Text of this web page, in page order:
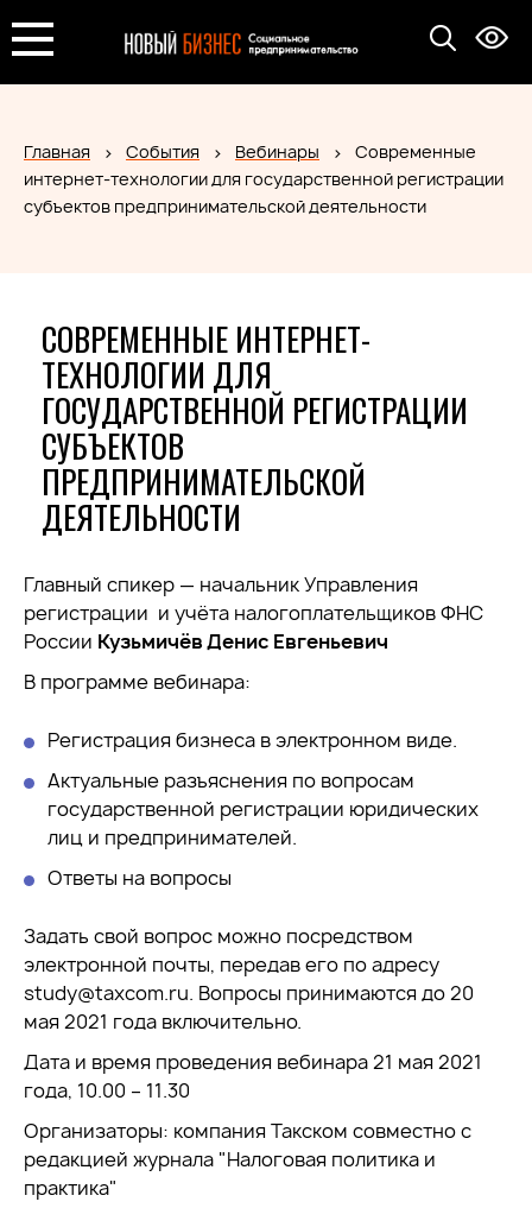
Главная События Вебинары
Современные
интернет-технологии для государственной регистрации
субъектов предпринимательской деятельности
СОВРЕМЕННЫЕ ИНТЕРНЕТ-
ТЕХНОЛОГИИ ДЛЯ
ГОСУДАРСТВЕННОЙ РЕГИСТРАЦИИ
СУБЪЕКТОВ
ПРЕДПРИНИМАТЕЛЬСКОЙ
ДЕЯТЕЛЬНОСТИ
Главный спикер — начальник Управления
регистрации и учёта налогоплательщиков ФНС
России Кузьмичёв Денис Евгеньевич
В программе вебинара:
Регистрация бизнеса в электронном виде.
Актуальные разъяснения по вопросам
государственной регистрации юридических
лиц и предпринимателей.
Ответы на вопросы
Задать свой вопрос можно посредством
электронной почты, передав его по адресу
study@taxcom.ru. Вопросы принимаются до 20
мая 2021 года включительно.
Дата и время проведения вебинара 21 мая 2021
года, 10.00 – 11.30
Организаторы: компания Такском совместно с
редакцией журнала "Налоговая политика и
практика"